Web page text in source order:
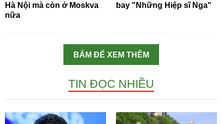
Hà Nội mà còn ở Moskva
nữa
bay "Những Hiệp sĩ Nga"
BẤM ĐỂ XEM THÊM
TIN ĐỌC NHIỀU